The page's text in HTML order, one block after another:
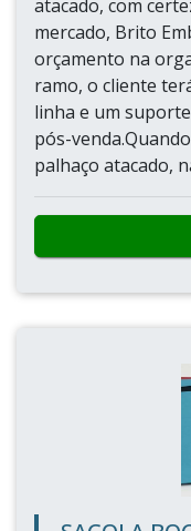
atacado, com
mercado, Brito
orçamento na
ramo, o cliente
linha e um
pós-
palhaço atacado,